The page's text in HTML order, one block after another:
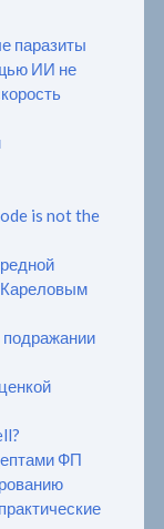
паразиты
ИИ не
is not the
подражании
ФП